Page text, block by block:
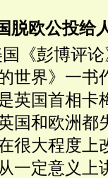
脱欧公投给
《彭博评
世界》一书
英国首相卡
国和欧洲都
很大程度上
一定意义上